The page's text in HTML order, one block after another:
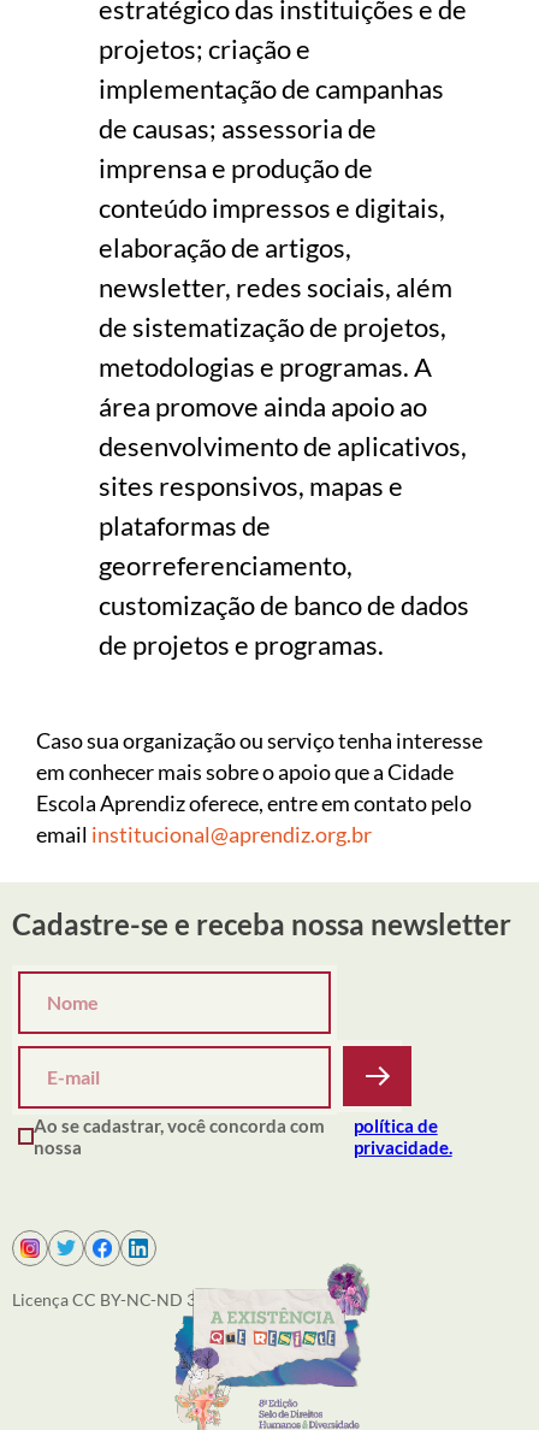
estratégico das instituições e de
projetos; criação e
implementação de campanhas
de causas; assessoria de
imprensa e produção de
conteúdo impressos e digitais,
elaboração de artigos,
newsletter, redes sociais, além
de sistematização de projetos,
metodologias e programas. A
área promove ainda apoio ao
desenvolvimento de aplicativos,
sites responsivos, mapas e
plataformas de
georreferenciamento,
customização de banco de dados
de projetos e programas.
Caso sua organização ou serviço tenha interesse
em conhecer mais sobre o apoio que a Cidade
Escola Aprendiz oferece, entre em contato pelo
email institucional@aprendiz.org.br
Cadastre-se e receba nossa newsletter
Ao se cadastrar, você concorda com
nossa
política de
privacidade.
Licença CC BY-NC-ND 3.0